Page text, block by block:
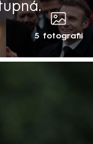
5 fotografií
by však mohla
ministr